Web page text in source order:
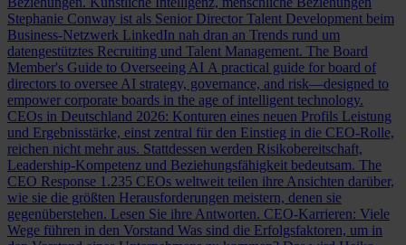
Stephanie Conway ist als Senior Director Talent Development beim
Business-Netzwerk LinkedIn nah dran an Trends rund um
datengestütztes Recruiting und Talent Management. The Board
Member's Guide to Overseeing AI A practical guide for board of
directors to oversee AI strategy, governance, and risk—designed to
empower corporate boards in the age of intelligent technology.
CEOs in Deutschland 2026: Konturen eines neuen Profils Leistung
und Ergebnisstärke, einst zentral für den Einstieg in die CEO-Rolle,
reichen nicht mehr aus. Stattdessen werden Risikobereitschaft,
Leadership-Kompetenz und Beziehungsfähigkeit bedeutsam. The
CEO Response 1.235 CEOs weltweit teilen ihre Ansichten darüber,
wie sie die größten Herausforderungen meistern, denen sie
gegenüberstehen. Lesen Sie ihre Antworten. CEO-Karrieren: Viele
Wege führen in den Vorstand Was sind die Erfolgsfaktoren, um in